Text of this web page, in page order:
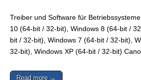
Treiber und Software für
10 (64-bit / 32-bit), Windows 8 (64-bit /
bit / 32-bit), Windows 7 (64-bit / 32-bit),
32-bit), Windows XP (64-bit / 32-bit)
Read more →